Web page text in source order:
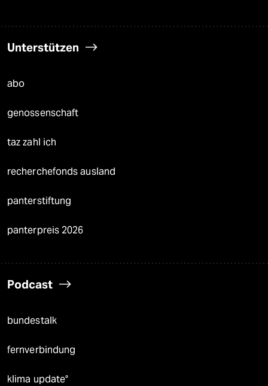
Unterstützen
abo
genossenschaft
taz zahl ich
recherchefonds ausland
panterstiftung
panterpreis 2026
Podcast
bundestalk
fernverbindung
klima update°